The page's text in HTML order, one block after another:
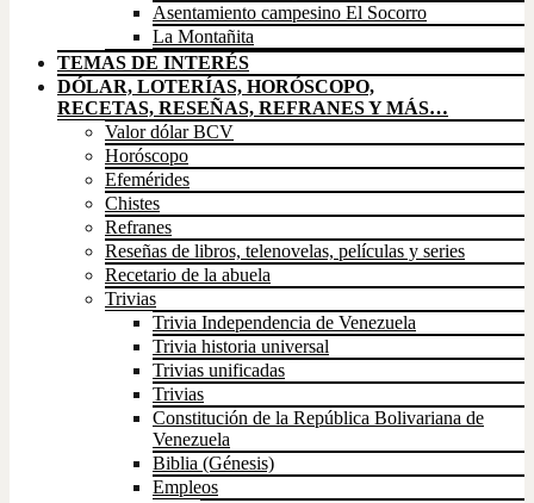
Asentamiento campesino El Socorro
La Montañita
TEMAS DE INTERÉS
DÓLAR, LOTERÍAS, HORÓSCOPO,
RECETAS, RESEÑAS, REFRANES Y MÁS…
Valor dólar BCV
Horóscopo
Efemérides
Chistes
Refranes
Reseñas de libros, telenovelas, películas y series
Recetario de la abuela
Trivias
Trivia Independencia de Venezuela
Trivia historia universal
Trivias unificadas
Trivias
Constitución de la República Bolivariana de
Venezuela
Biblia (Génesis)
Empleos